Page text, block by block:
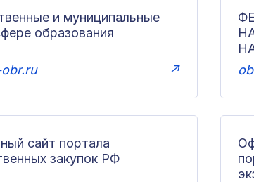
и муниципальные
образования
↗
сайт портала
закупок РФ